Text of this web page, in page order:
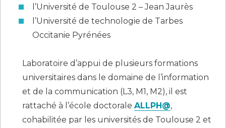
l’Université de Toulouse 2 – Jean Jaurès
l’Université de technologie de Tarbes
Occitanie Pyrénées
Laboratoire d’appui de plusieurs formations
universitaires dans le domaine de l’information
et de la communication (L3, M1, M2), il est
rattaché à l’école doctoraleALLPH@,
cohabilitée par les universités de Toulouse 2 et